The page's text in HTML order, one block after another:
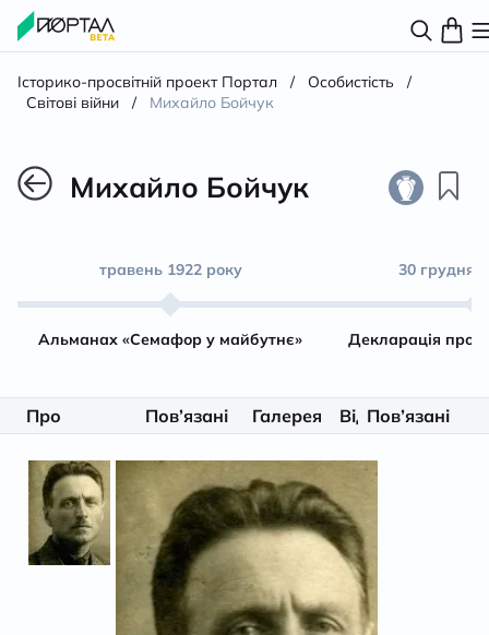
Історико-просвітній проект Портал / Особистість
/
Світові війни
/ Михайло Бойчук
Михайло Бойчук
травень 1922 року
Альманах «Семафор у майбутнє»
30 грудня
Декларація про
Про
Пов’язані
Галерея ВідеоПов’язані